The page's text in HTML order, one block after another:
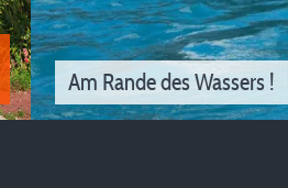
Am Rande des Wassers !